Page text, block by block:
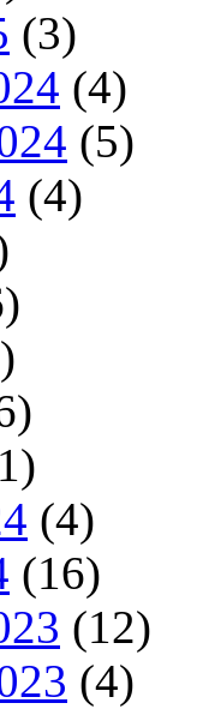
(3)
(4)
(5)
(4)
(4)
(16)
(12)
(4)